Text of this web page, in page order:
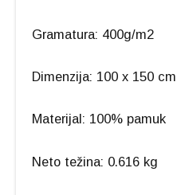
Gramatura: 400g/m2
Dimenzija: 100 x 150 cm
Materijal: 100% pamuk
Neto težina: 0.616 kg